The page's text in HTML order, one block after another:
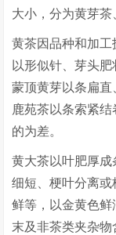
大小，分为黄芽茶
黄茶因品种和加
以形似针、芽头
蒙顶黄芽以条扁直
鹿苑茶以条索紧
的为差。
黄大茶以叶肥厚
细短、梗叶分离
鲜等，以金黄色鲜
末及非茶类夹杂